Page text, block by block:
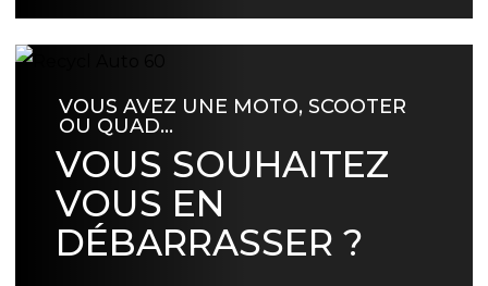
VOUS AVEZ UNE MOTO, SCOOTER
OU QUAD…
VOUS SOUHAITEZ
VOUS EN
DÉBARRASSER ?